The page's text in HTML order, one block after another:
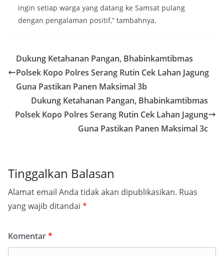
ingin setiap warga yang datang ke Samsat pulang
dengan pengalaman positif,” tambahnya.
Dukung Ketahanan Pangan, Bhabinkamtibmas
Polsek Kopo Polres Serang Rutin Cek Lahan Jagung
Guna Pastikan Panen Maksimal 3b
Dukung Ketahanan Pangan, Bhabinkamtibmas
Polsek Kopo Polres Serang Rutin Cek Lahan Jagung
Guna Pastikan Panen Maksimal 3c
Tinggalkan Balasan
Alamat email Anda tidak akan dipublikasikan. Ruas
yang wajib ditandai *
Komentar*